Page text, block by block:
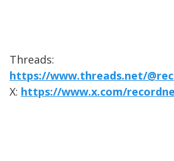
Threads:
https://www.threads.net/
X: https://www.x.com/